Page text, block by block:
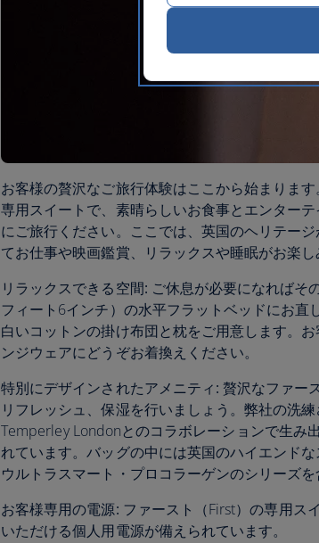
お客様の贅沢なご旅行体験はここから始まりま
専用スイートで、素晴らしいお食事とエンター
にご旅行ください。ここでは、英国のヘリテー
てお仕事や映画鑑賞、リラックスや睡眠がお楽し
リラックスできる空間: ご休息が必要になればそ
フィート6インチ）の水平フラットベッドにお
白いコットンの掛け布団と枕をご用意します。
ンジウェアにどうぞお着換えください。
特別にデザインされたアメニティ:贅沢なファー
リフレッシュ、保湿を行いましょう。弊社の洗
Temperley Londonとのコラボレーションで生み
れています。バッグの中には英国のハイエンド
ウルトラスマート・プロコラーゲンのシリーズを
お客様専用の電源: ファースト（First）の専用ス
いただける個人用電源が備えられています。